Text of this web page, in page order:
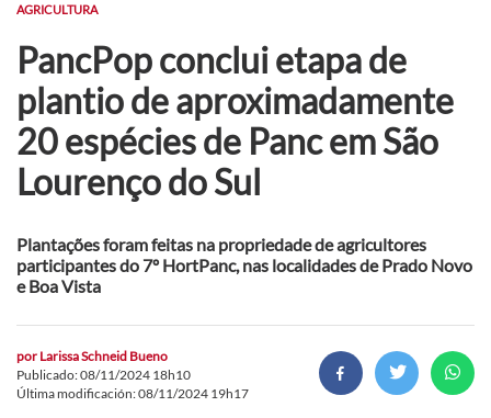
AGRICULTURA
PancPop conclui etapa de
plantio de aproximadamente
20 espécies de Panc em São
Lourenço do Sul
Plantações foram feitas na propriedade de agricultores
participantes do 7º HortPanc, nas localidades de Prado Novo
e Boa Vista
por Larissa Schneid Bueno
Publicado: 08/11/2024 18h10
Última modificación: 08/11/2024 19h17